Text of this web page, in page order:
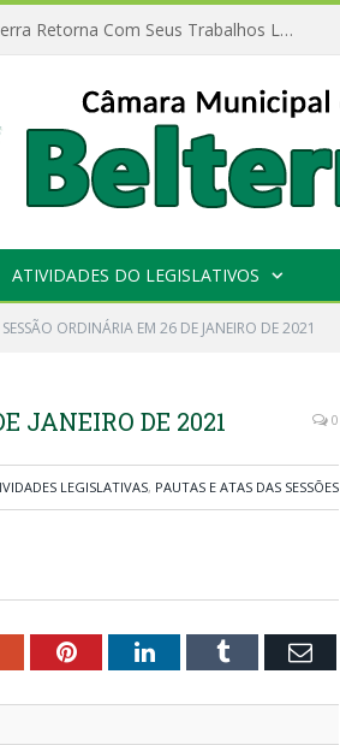
Câmara de Vereadores de Belterra Retorna Com Seus Trabalhos Legislativos
ATIVIDADES DO LEGISLATIVOS
ORDINÁRIA EM 26 DE JANEIRO DE 2021
JANEIRO DE 2021 0
LEGISLATIVAS, PAUTAS E ATAS DAS SESSÕES
PinterestLinkedInTumblr